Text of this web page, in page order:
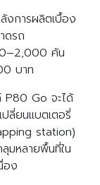
งการผลิตเบื้อง
ดรถ
คัน
บาท
P80 Go จะได้
ลี่ยนแบตเตอรี่
station)
มหลายพื้นที่ใน
อง